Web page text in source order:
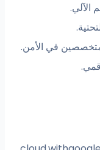
الآلي.
في الأمن.